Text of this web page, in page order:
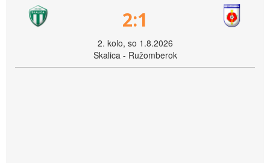
2:1
2. kolo, so 1.8.2026
Skalica - Ružomberok